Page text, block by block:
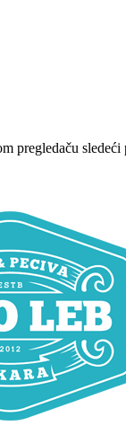
pregledaču sledeći